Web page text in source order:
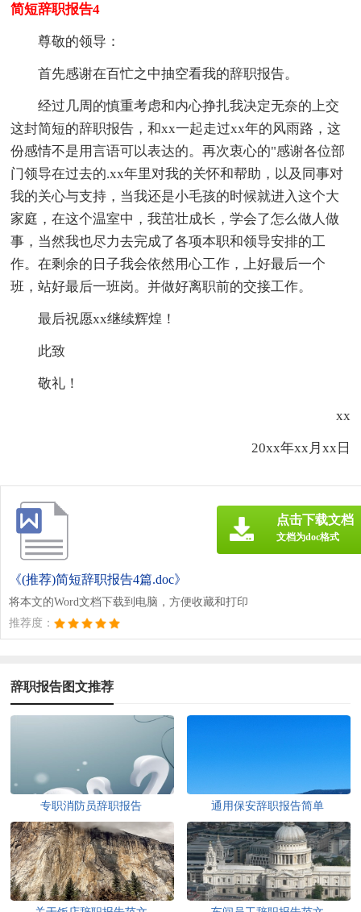
简短辞职报告4
尊敬的领导：
首先感谢在百忙之中抽空看我的辞职报告。
经过几周的慎重考虑和内心挣扎我决定无奈的上交
这封简短的辞职报告，和xx一起走过xx年的风雨路，这
份感情不是用言语可以表达的。再次衷心的"感谢各位部
门领导在过去的.xx年里对我的关怀和帮助，以及同事对
我的关心与支持，当我还是小毛孩的时候就进入这个大
家庭，在这个温室中，我茁壮成长，学会了怎么做人做
事，当然我也尽力去完成了各项本职和领导安排的工
作。在剩余的日子我会依然用心工作，上好最后一个
班，站好最后一班岗。并做好离职前的交接工作。
最后祝愿xx继续辉煌！
此致
敬礼！
xx
20xx年xx月xx日
《(推荐)简短辞职报告4篇.doc》
将本文的Word文档下载到电脑，方便收藏和打印
推荐度：
点击下载文档
文档为doc格式
辞职报告图文推荐
专职消防员辞职报告 通用保安辞职报告简单